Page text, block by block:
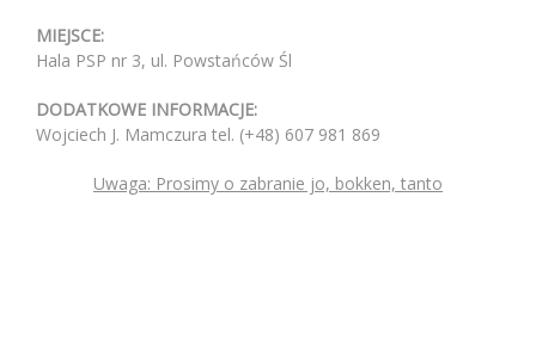
MIEJSCE:
Hala PSP nr 3, ul. Powstańców Śl
DODATKOWE INFORMACJE:
Wojciech J. Mamczura tel. (+48) 607 981 869
Uwaga: Prosimy o zabranie jo, bokken, tanto